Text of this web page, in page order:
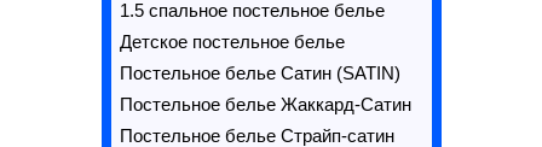
1.5 спальное постельное белье
Детское постельное белье
Постельное белье Сатин (SATIN)
Постельное белье Жаккард-Сатин
Постельное белье Страйп-сатин